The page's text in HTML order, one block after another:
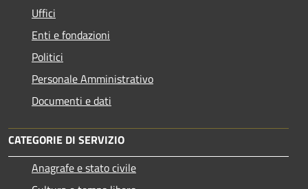
Uffici
Enti e fondazioni
Politici
Personale Amministrativo
Documenti e dati
CATEGORIE DI SERVIZIO
Anagrafe e stato civile